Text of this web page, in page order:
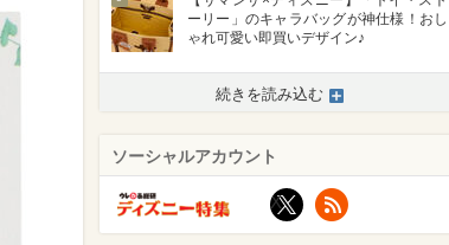
ーリー」のキャラバッグが神仕様！おし
ゃれ可愛い即買いデザイン♪
続きを読み込む
ソーシャルアカウント
X